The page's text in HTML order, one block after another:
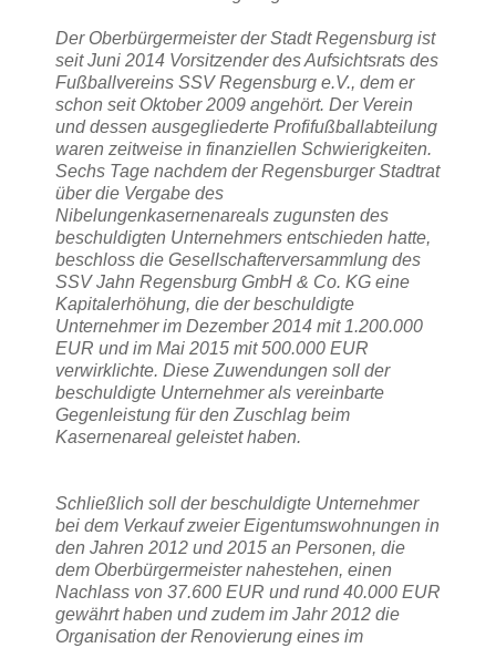
Der Oberbürgermeister der Stadt Regensburg ist
seit Juni 2014 Vorsitzender des Aufsichtsrats des
Fußballvereins SSV Regensburg e.V., dem er
schon seit Oktober 2009 angehört. Der Verein
und dessen ausgegliederte Profifußballabteilung
waren zeitweise in finanziellen Schwierigkeiten.
Sechs Tage nachdem der Regensburger Stadtrat
über die Vergabe des
Nibelungenkasernenareals zugunsten des
beschuldigten Unternehmers entschieden hatte,
beschloss die Gesellschafterversammlung des
SSV Jahn Regensburg GmbH & Co. KG eine
Kapitalerhöhung, die der beschuldigte
Unternehmer im Dezember 2014 mit 1.200.000
EUR und im Mai 2015 mit 500.000 EUR
verwirklichte. Diese Zuwendungen soll der
beschuldigte Unternehmer als vereinbarte
Gegenleistung für den Zuschlag beim
Kasernenareal geleistet haben.
Schließlich soll der beschuldigte Unternehmer
bei dem Verkauf zweier Eigentumswohnungen in
den Jahren 2012 und 2015 an Personen, die
dem Oberbürgermeister nahestehen, einen
Nachlass von 37.600 EUR und rund 40.000 EUR
gewährt haben und zudem im Jahr 2012 die
Organisation der Renovierung eines im